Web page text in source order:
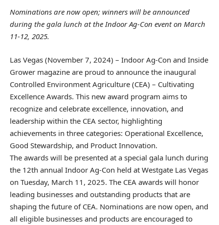
Nominations are now open; winners will be announced
during the gala lunch at the Indoor Ag-Con event on March
11-12, 2025.
Las Vegas (November 7, 2024) – Indoor Ag-Con and Inside
Grower magazine are proud to announce the inaugural
Controlled Environment Agriculture (CEA) – Cultivating
Excellence Awards. This new award program aims to
recognize and celebrate excellence, innovation, and
leadership within the CEA sector, highlighting
achievements in three categories: Operational Excellence,
Good Stewardship, and Product Innovation.
The awards will be presented at a special gala lunch during
the 12th annual Indoor Ag-Con held at Westgate Las Vegas
on Tuesday, March 11, 2025. The CEA awards will honor
leading businesses and outstanding products that are
shaping the future of CEA. Nominations are now open, and
all eligible businesses and products are encouraged to